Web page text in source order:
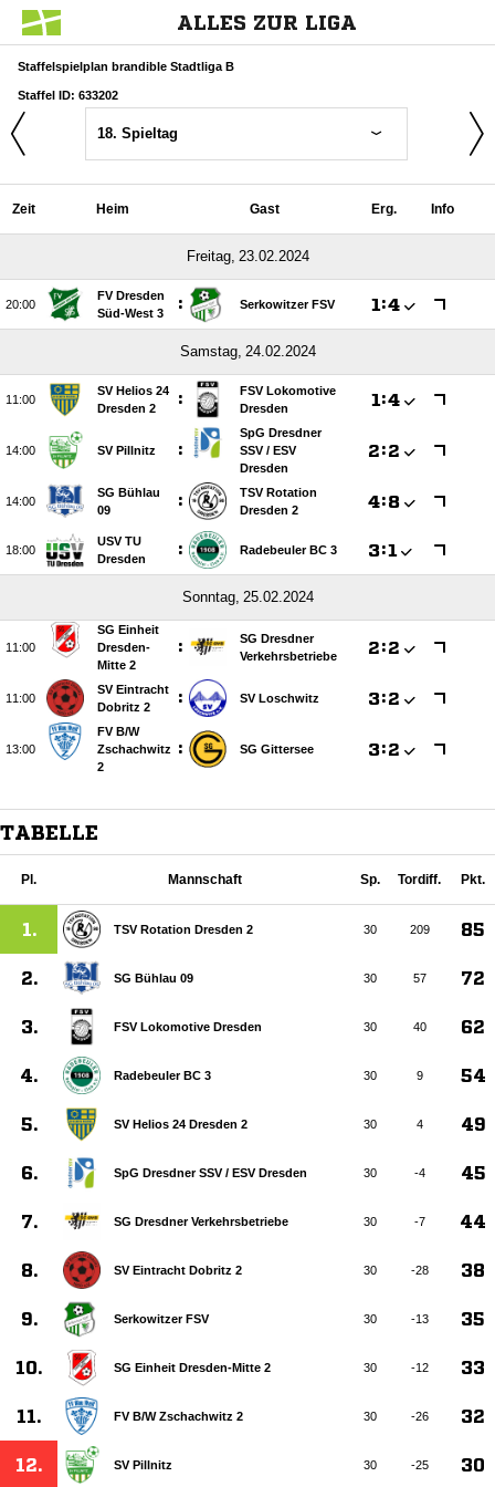
ALLES ZUR LIGA
Staffelspielplan brandible Stadtliga B
Staffel ID: 633202
18. Spieltag
Zeit Heim Gast Erg. Info
 

FV Dresden
Süd-West 3
: Serkowitzer FSV  :
 

SV Helios 24
Dresden 2
:
FSV Lokomotive
Dresden
 :
 SV Pillnitz :
SpG Dresdner
SSV /​ ESV
Dresden
:

SG Bühlau
09
:
TSV Rotation
Dresden 2
:

USV TU
Dresden
: Radebeuler BC 3 :
 

SG Einheit
Dresden-
Mitte 2
:
SG Dresdner
Verkehrsbetriebe
:

SV Eintracht
Dobritz 2
: SV Loschwitz :

FV B/​W
Zschachwitz
2
: SG Gittersee :
TABELLE
Pl. Mannschaft Sp. Tordiff. Pkt.
1. TSV Rotation Dresden 2 30 209 85
2. SG Bühlau 09 30 57 72
3. FSV Lokomotive Dresden 30 40 62
4. Radebeuler BC 3 30 9 54
5. SV Helios 24 Dresden 2 30 4 49
6. SpG Dresdner SSV /​ ESV Dresden 30 -4 45
7. SG Dresdner Verkehrsbetriebe 30 -7 44
8. SV Eintracht Dobritz 2 30 -28 38
9. Serkowitzer FSV 30 -13 35
10. SG Einheit Dresden-Mitte 2 30 -12 33
11. FV B/​W Zschachwitz 2 30 -26 32
12. SV Pillnitz 30 -25 30